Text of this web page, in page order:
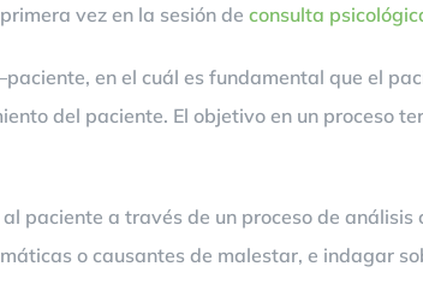
vez en la sesión de consulta
en el cuál es fundamental que el
del paciente. El objetivo en un proceso
paciente a través de un proceso de
o causantes de malestar, e indagar